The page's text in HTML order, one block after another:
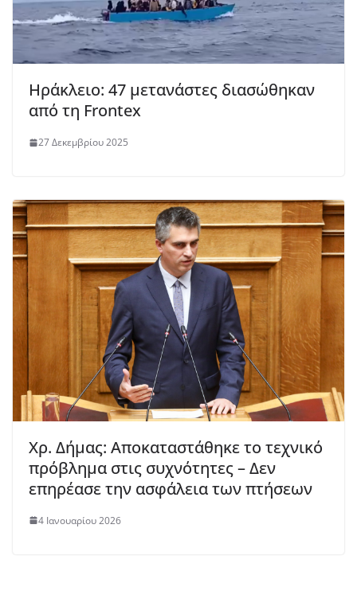
Ηράκλειο: 47 μετανάστες διασώθηκαν
από τη Frontex
27 Δεκεμβρίου 2025
Χρ. Δήμας: Αποκαταστάθηκε το τεχνικό
πρόβλημα στις συχνότητες – Δεν
επηρέασε την ασφάλεια των πτήσεων
4 Ιανουαρίου 2026